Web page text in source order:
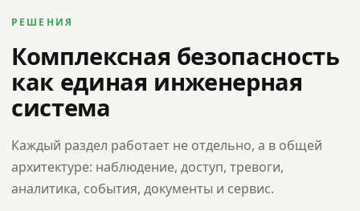
РЕШЕНИЯ
Комплексная безопасность
как единая инженерная
система
Каждый раздел работает не отдельно, а в общей
архитектуре: наблюдение, доступ, тревоги,
аналитика, события, документы и сервис.